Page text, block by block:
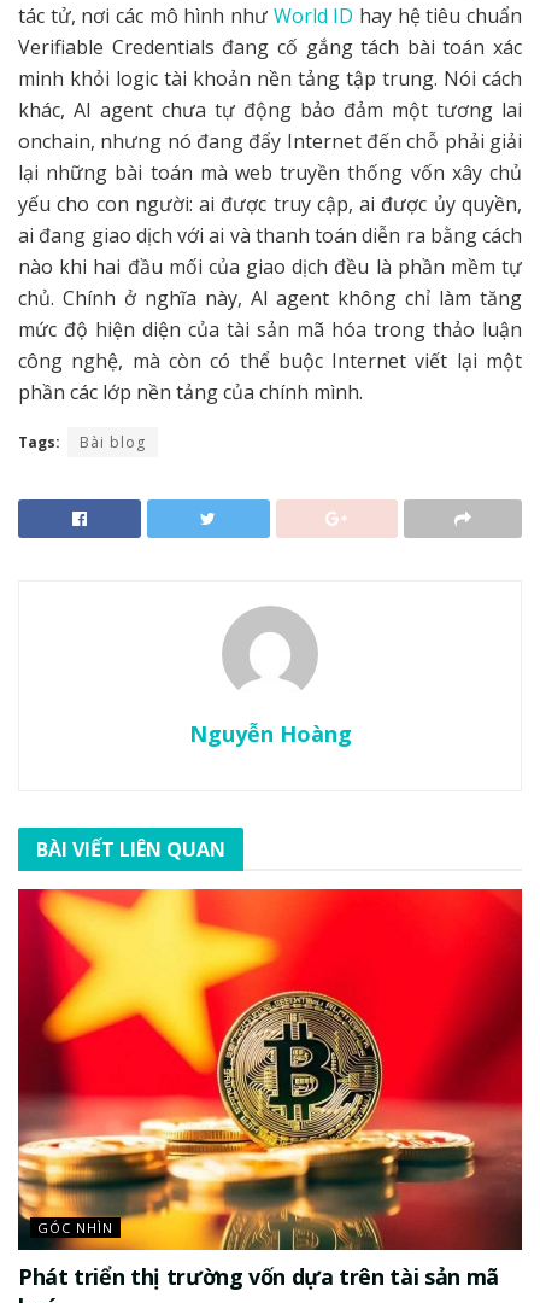
tác tử, nơi các mô hình như World ID hay hệ tiêu chuẩn
Verifiable Credentials đang cố gắng tách bài toán xác
minh khỏi logic tài khoản nền tảng tập trung. Nói cách
khác, AI agent chưa tự động bảo đảm một tương lai
onchain, nhưng nó đang đẩy Internet đến chỗ phải giải
lại những bài toán mà web truyền thống vốn xây chủ
yếu cho con người: ai được truy cập, ai được ủy quyền,
ai đang giao dịch với ai và thanh toán diễn ra bằng cách
nào khi hai đầu mối của giao dịch đều là phần mềm tự
chủ. Chính ở nghĩa này, AI agent không chỉ làm tăng
mức độ hiện diện của tài sản mã hóa trong thảo luận
công nghệ, mà còn có thể buộc Internet viết lại một
phần các lớp nền tảng của chính mình.
Tags: Bài blog
Nguyễn Hoàng
BÀI VIẾT LIÊN QUAN
GÓC NHÌN
Phát triển thị trường vốn dựa trên tài sản mã